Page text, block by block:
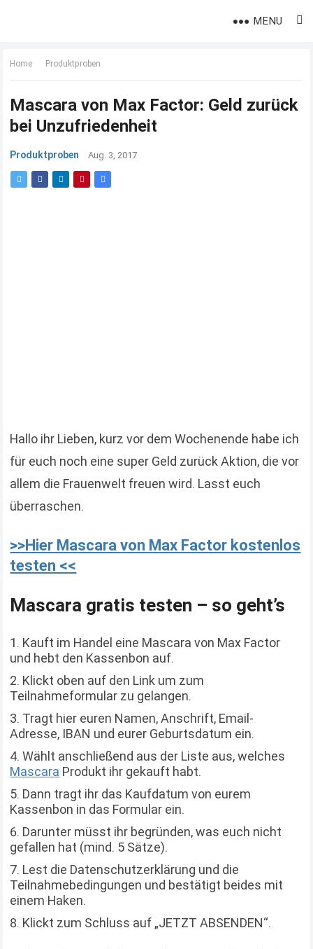
MENU
Home Produktproben
Mascara von Max Factor: Geld zurück
bei Unzufriedenheit
Produktproben Aug. 3, 2017
Hallo ihr Lieben, kurz vor dem Wochenende habe ich
für euch noch eine super Geld zurück Aktion, die vor
allem die Frauenwelt freuen wird. Lasst euch
überraschen.
>>Hier Mascara von Max Factor kostenlos
testen <<
Mascara gratis testen – so geht’s
Kauft im Handel eine Mascara von Max Factor
und hebt den Kassenbon auf.
Klickt oben auf den Link um zum
Teilnahmeformular zu gelangen.
Tragt hier euren Namen, Anschrift, Email-
Adresse, IBAN und eurer Geburtsdatum ein.
Wählt anschließend aus der Liste aus, welches
Mascara Produkt ihr gekauft habt.
Dann tragt ihr das Kaufdatum von eurem
Kassenbon in das Formular ein.
Darunter müsst ihr begründen, was euch nicht
gefallen hat (mind. 5 Sätze).
Lest die Datenschutzerklärung und die
Teilnahmebedingungen und bestätigt beides mit
einem Haken.
Klickt zum Schluss auf „JETZT ABSENDEN“.